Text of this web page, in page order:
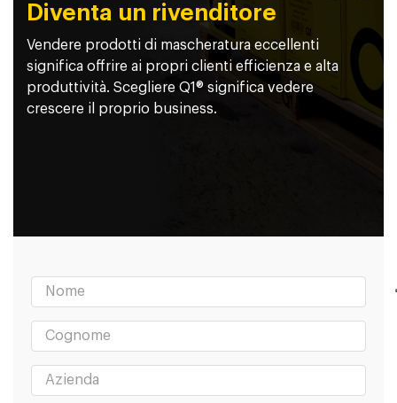
Diventa un rivenditore
Vendere prodotti di mascheratura eccellenti
significa offrire ai propri clienti efficienza e alta
produttività. Scegliere Q1® significa vedere
crescere il proprio business.